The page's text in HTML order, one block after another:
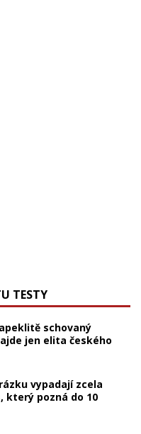
TESTY
schovaný
jen elita českého
vypadají zcela
který pozná do 10